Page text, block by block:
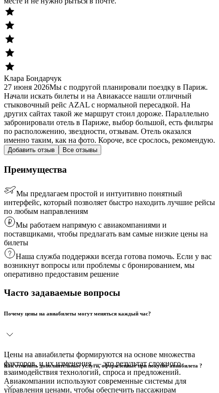
Клара Бондарчук
27 июня 2026Мы с подругой планировали поездку в Париж.
Начали искать билеты и на Авиакассе нашли отличный
стыковочный рейс AZAL с нормальной пересадкой. На
других сайтах такой же маршрут стоил дороже. Параллельно
забронировали отель в Париже, выбор большой, есть фильтры
по расположению, звездности, отзывам. Отель оказался
именно таким, как на фото. Короче, все срослось, рекомендую.
Добавить отзыв Все отзывы
Преимущества
Мы предлагаем простой и интуитивно понятный
интерфейс, который позволяет быстро находить лучшие рейсы
по любым направлениям
Мы работаем напрямую с авиакомпаниями и
поставщиками, чтобы предлагать вам самые низкие цены на
билеты
Наша служба поддержки всегда готова помочь. Если у вас
возникнут вопросы или проблемы с бронированием, мы
оперативно предоставим решение
Часто задаваемые вопросы
Почему цены на авиабилеты могут меняться каждый час?
Цены на авиабилеты формируются на основе множества
факторов, и их изменения — это результат сложного
взаимодействия технологий, спроса и предложений.
Авиакомпании используют современные системы для
управления ценами, чтобы обеспечить пассажирам
Как отменить дополнительные услуги, оформленные при покупке авиабилета ?